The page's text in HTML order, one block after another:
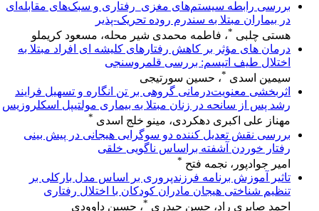
بررسی رابطه سیستم‌های مغزی_رفتاری و سبک‌های مقابله‌ای
در بیماران مبتلا به سندرم روده تحریک-پذیر
هستی چلبی *، فاطمه محمدی شیر محله، مسعود کریملو
درمان های مؤثر بر کاهش رفتارهای کلیشه ای افراد مبتلا به
اختلال طیف اتیسم: بررسی قلمروسنجی
سیمین اسدی *، حسین سورتیجی
اثربخشی معنویت‌درمانی گروهی بر تن انگاره و تسهیل فرایند
رشد پس از سانحه در زنان مبتلا به بیماری مولتیپل اسکلروزیس
مهناز علی اکبری دهکردی، مینو خلج اسدی *
بررسی نقش تعدیل کننده دو سوگرایی هیجانی در پیش بینی
رفتار خوردن آشفته براساس ناگویی خلقی
امیر جوادپور، نجمه فتح *
تاثیر آموزش برنامه فرزندپروری بر اساس مدل بارکلی بر
تنظیم شناختی هیجان مادران کودکان با اختلال رفتاری
احمد صابری راد، حسن حیدری *، حسین داوودی